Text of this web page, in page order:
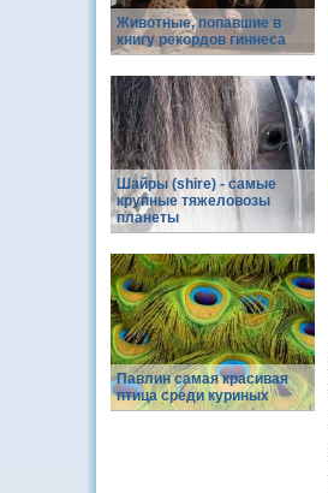
Животные, попавшие в
книгу рекордов гиннеса
Шайры (shire) - самые
крупные тяжеловозы
планеты
Павлин самая красивая
птица среди куриных